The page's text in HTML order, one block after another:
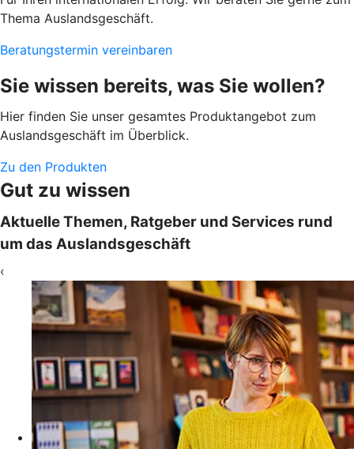
Thema Auslandsgeschäft.
Beratungstermin vereinbaren
Sie wissen bereits, was Sie wollen?
Hier finden Sie unser gesamtes Produktangebot zum
Auslandsgeschäft im Überblick.
Zu den Produkten
Gut zu wissen
Aktuelle Themen, Ratgeber und Services rund
um das Auslandsgeschäft
‹